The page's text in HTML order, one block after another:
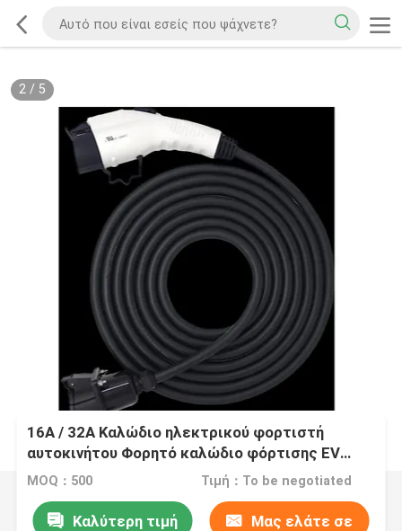
2/ 5
16A / 32A Καλώδιο ηλεκτρικού φορτιστή
αυτοκινήτου Φορητό καλώδιο φόρτισης EV
Τύπος 2
MOQ：500 Τιμή：To be negotiated
Καλύτερη τιμή Μας ελάτε σε